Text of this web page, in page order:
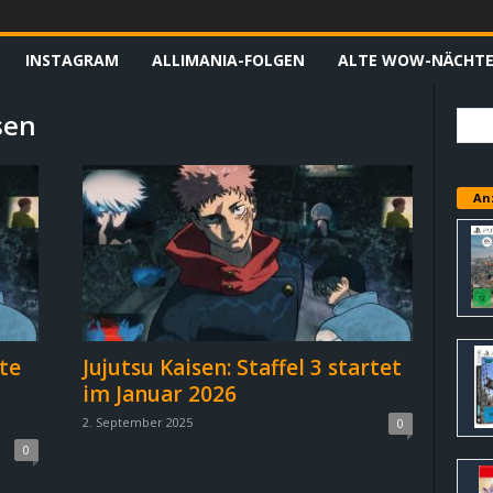
INSTAGRAM ALLIMANIA-FOLGEN ALTE WOW-NÄCHTE
0
Jujutsu Kaisen: Staffel 3 startet
im Januar 2026
2. September 2025 0